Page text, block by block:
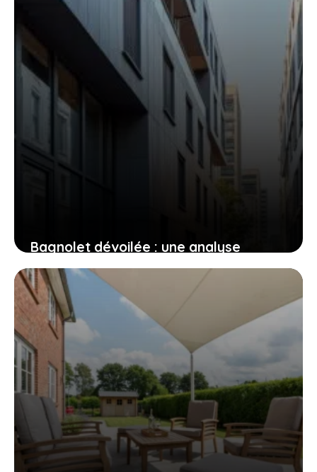
6 novembre 2025
Bagnolet dévoilée : une analyse
approfondie de ses quartiers chauds
30 septembre 2025